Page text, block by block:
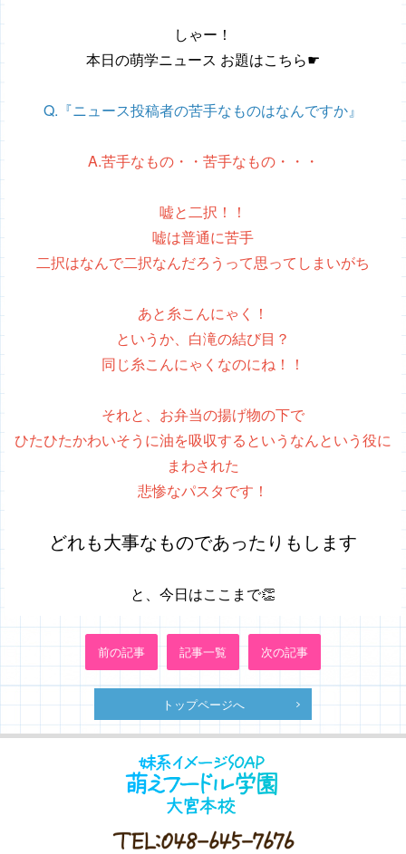
しゃー！
本日の萌学ニュース お題はこちら☛
Q.『ニュース投稿者の苦手なものはなんですか』
A.苦手なもの・・苦手なもの・・・
嘘と二択！！
嘘は普通に苦手
二択はなんで二択なんだろうって思ってしまいがち
あと糸こんにゃく！
というか、白滝の結び目？
同じ糸こんにゃくなのにね！！
それと、お弁当の揚げ物の下で
ひたひたかわいそうに油を吸収するというなんという役に
まわされた
悲惨なパスタです！
どれも大事なものであったりもします
と、今日はここまで👏
前の記事 記事一覧 次の記事
トップページへ